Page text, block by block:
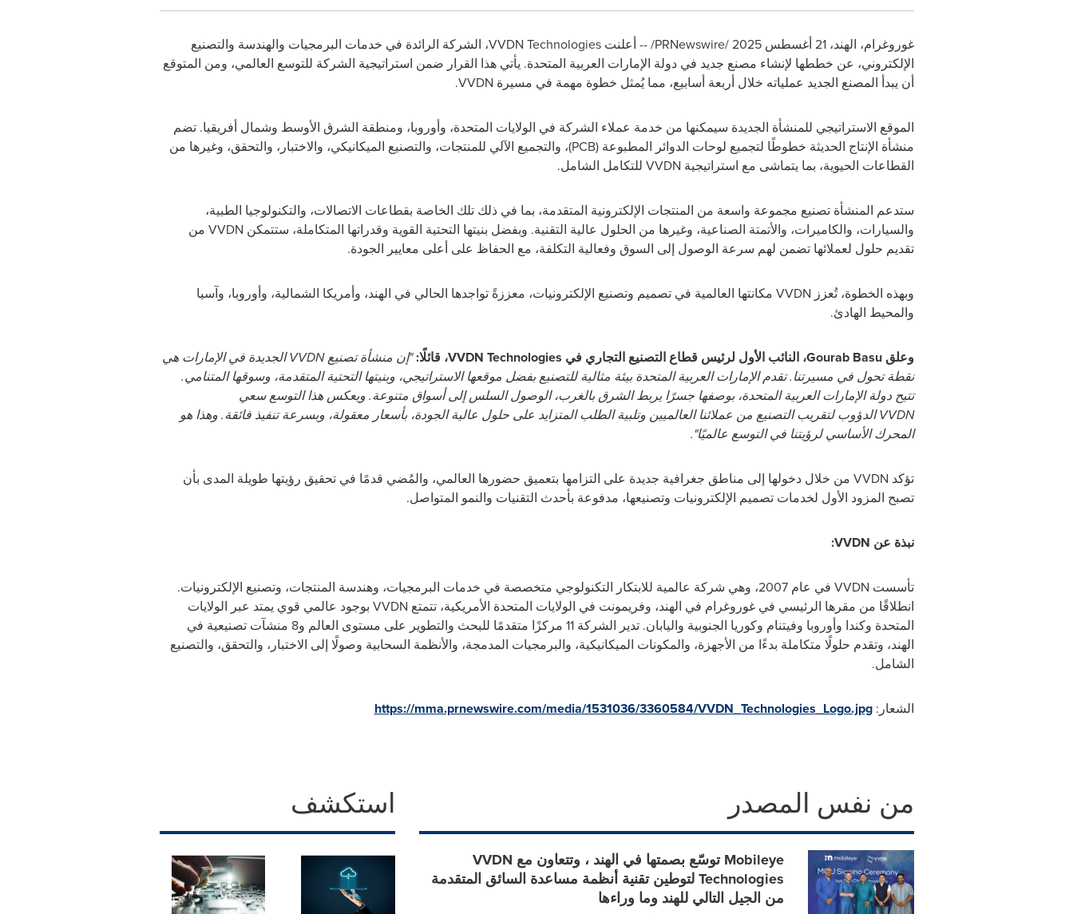
غوروغرام، الهند، 21 أغسطس 2025 / PRNewswire/ -- أعلنتVVDN Technologies، الشركة الرائدة في خدمات البرمجيات والهندسة والتصنيع
الإلكتروني، عن خططها لإنشاء مصنع جديد في دولة الإمارات العربية المتحدة. يأتي هذا القرار ضمن استراتيجية الشركة للتوسع العالمي، ومن المتوقع
أن يبدأ المصنع الجديد عملياته خلال أربعة أسابيع، مما يُمثل خطوة مهمة في مسيرة VVDN
.
الموقع الاستراتيجي للمنشأة الجديدة سيمكنها من خدمة عملاء الشركة في الولايات المتحدة، وأوروبا، ومنطقة الشرق الأوسط وشمال أفريقيا. تضم
منشأة الإنتاج الحديثة خطوطًا لتجميع لوحات الدوائر المطبوعة (PCB)، والتجميع الآلي للمنتجات، والتصنيع الميكانيكي، والاختبار، والتحقق، وغيرها من
القطاعات الحيوية، بما يتماشى مع استراتيجية VVDN للتكامل الشامل.
ستدعم المنشأة تصنيع مجموعة واسعة من المنتجات الإلكترونية المتقدمة، بما في ذلك تلك الخاصة بقطاعات الاتصالات، والتكنولوجيا الطبية،
والسيارات، والكاميرات، والأتمتة الصناعية، وغيرها من الحلول عالية التقنية. وبفضل بنيتها التحتية القوية وقدراتها المتكاملة، ستتمكن VVDN من
تقديم حلول لعملائها تضمن لهم سرعة الوصول إلى السوق وفعالية التكلفة، مع الحفاظ على أعلى معايير الجودة.
وبهذه الخطوة، تُعزز VVDN مكانتها العالمية في تصميم وتصنيع الإلكترونيات، معززةً تواجدها الحالي في الهند، وأمريكا الشمالية، وأوروبا، وآسيا
والمحيط الهادئ.
وعلقGourab Basu، النائب الأول لرئيس قطاع التصنيع التجاري في VVDN Technologies، قائلًا:"إن منشأة تصنيعVVDN الجديدة في الإمارات هي
نقطة تحول في مسيرتنا. تقدم الإمارات العربية المتحدة بيئة مثالية للتصنيع بفضل موقعها الاستراتيجي، وبنيتها التحتية المتقدمة، وسوقها المتنامي.
تتيح دولة الإمارات العربية المتحدة، بوصفها جسرًا يربط الشرق بالغرب، الوصول السلس إلى أسواق متنوعة. ويعكس هذا التوسع سعي
VVDNالدؤوب لتقريب التصنيع من عملائنا العالميين وتلبية الطلب المتزايد على حلول عالية الجودة، بأسعار معقولة، وبسرعة تنفيذ فائقة. وهذا هو
المحرك الأساسي لرؤيتنا في التوسع عالميًا".
تؤكد VVDN من خلال دخولها إلى مناطق جغرافية جديدة على التزامها بتعميق حضورها العالمي، والمُضي قدمًا في تحقيق رؤيتها طويلة المدى بأن
تصبح المزود الأول لخدمات تصميم الإلكترونيات وتصنيعها، مدفوعة بأحدث التقنيات والنمو المتواصل.
نبذة عن VVDN
:
تأسست VVDN
في عام 2007، وهي شركة عالمية للابتكار التكنولوجي متخصصة في خدمات البرمجيات، وهندسة المنتجات، وتصنيع الإلكترونيات.
انطلاقًا من مقرها الرئيسي في غوروغرام في الهند، وفريمونت في الولايات المتحدة الأمريكية، تتمتع VVDN بوجود عالمي قوي يمتد عبر الولايات
المتحدة وكندا وأوروبا وفيتنام وكوريا الجنوبية واليابان. تدير الشركة 11 مركزًا متقدمًا للبحث والتطوير على مستوى العالم و8 منشآت تصنيعية في
الهند، وتقدم حلولًا متكاملة بدءًا من الأجهزة، والمكونات الميكانيكية، والبرمجيات المدمجة، والأنظمة السحابية وصولًا إلى الاختبار، والتحقق، والتصنيع
الشامل.
الشعار:https://mma.prnewswire.com/media/1531036/3360584/VVDN_Technologies_Logo.jpg
من نفس المصدر
Mobileye توسّع بصمتها في الهند ، وتتعاون مع VVDN
Technologies لتوطين تقنية أنظمة مساعدة السائق المتقدمة
من الجيل التالي للهند وما وراءها
استكشف